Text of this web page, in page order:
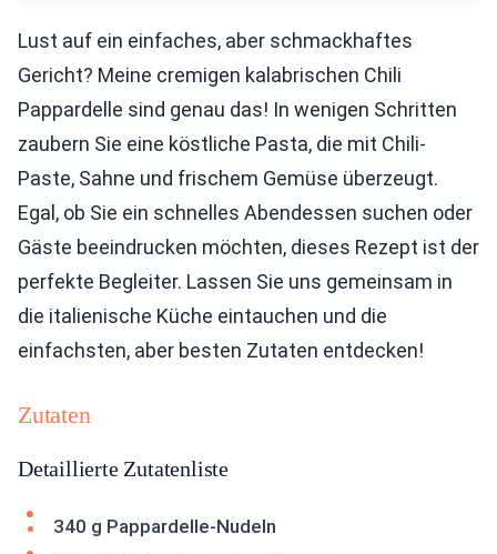
Lust auf ein einfaches, aber schmackhaftes
Gericht? Meine cremigen kalabrischen Chili
Pappardelle sind genau das! In wenigen Schritten
zaubern Sie eine köstliche Pasta, die mit Chili-
Paste, Sahne und frischem Gemüse überzeugt.
Egal, ob Sie ein schnelles Abendessen suchen oder
Gäste beeindrucken möchten, dieses Rezept ist der
perfekte Begleiter. Lassen Sie uns gemeinsam in
die italienische Küche eintauchen und die
einfachsten, aber besten Zutaten entdecken!
Zutaten
Detaillierte Zutatenliste
340 g Pappardelle-Nudeln